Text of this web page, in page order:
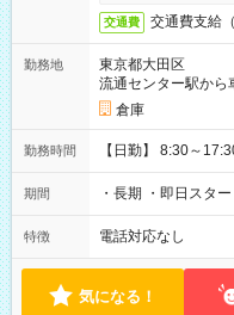
交通費 交通費支給
勤務地
東京都大田区
流通センター駅から
倉庫
勤務時間 【日勤】 8:30～
期間 ・長期 ・即日スター
特徴 電話対応なし
気になる！